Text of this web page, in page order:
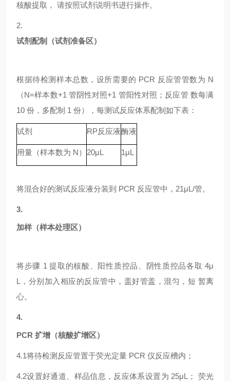
核酸提取， 请按照试剂说明书进行操作。
2.
试剂配制（试剂准备区）
根据待检测样本总数，设所需要的 PCR 反应管管数为 N
（N=样本数+1 管阴性对照+1 管阳性对照；反应管 数每满
10 份，多配制 1 份），每测试反应体系配制如下表：
试剂 RP反应液酶液
用量（样本数为 N） 20μL 1μL
将混合好的测试反应液分装到 PCR 反应管中，21μL/管。
3.
加样（样本处理区）
将步骤 1 提取的核酸、阳性质控品、阴性质控品各取 4μ
L，分别加入相应的反应管中，盖好管盖，混匀，短 暂离
心。
4.
PCR 扩增（核酸扩增区）
4.1将待检测反应管置于荧光定量 PCR 仪反应槽内；
4.2设置好通道、样品信息，反应体系设置为 25μL； 荧光